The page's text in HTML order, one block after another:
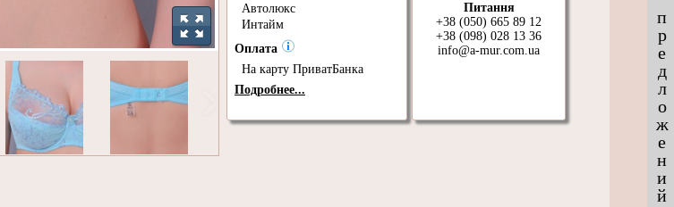
п
р
е
д
л
о
ж
е
н
и
й
Автолюкс
Интайм
Оплата
На карту ПриватБанка
Подробнее...
Питання
+38 (050) 665 89 12
+38 (098) 028 13 36
info@a-mur.com.ua